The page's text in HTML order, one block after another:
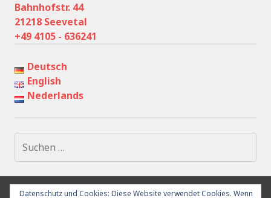
Bahnhofstr. 44
21218 Seevetal
+49 4105 - 636241
Deutsch
English
Nederlands
nach:
Datenschutz und Cookies: Diese Website verwendet Cookies. Wenn